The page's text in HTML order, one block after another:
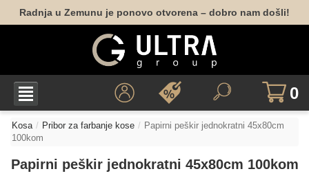
Radnja u Zemunu je ponovo otvorena – dobro nam došli!
0
Kosa Pribor za farbanje kose
Papirni peškir jednokratni 45x80cm
100kom
Papirni peškir jednokratni 45x80cm 100kom